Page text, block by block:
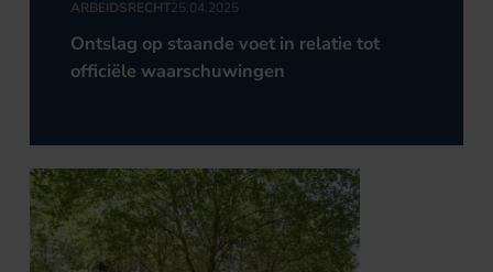
ARBEIDSRECHT25.04.2025
Ontslag op staande voet in relatie tot
officiële waarschuwingen